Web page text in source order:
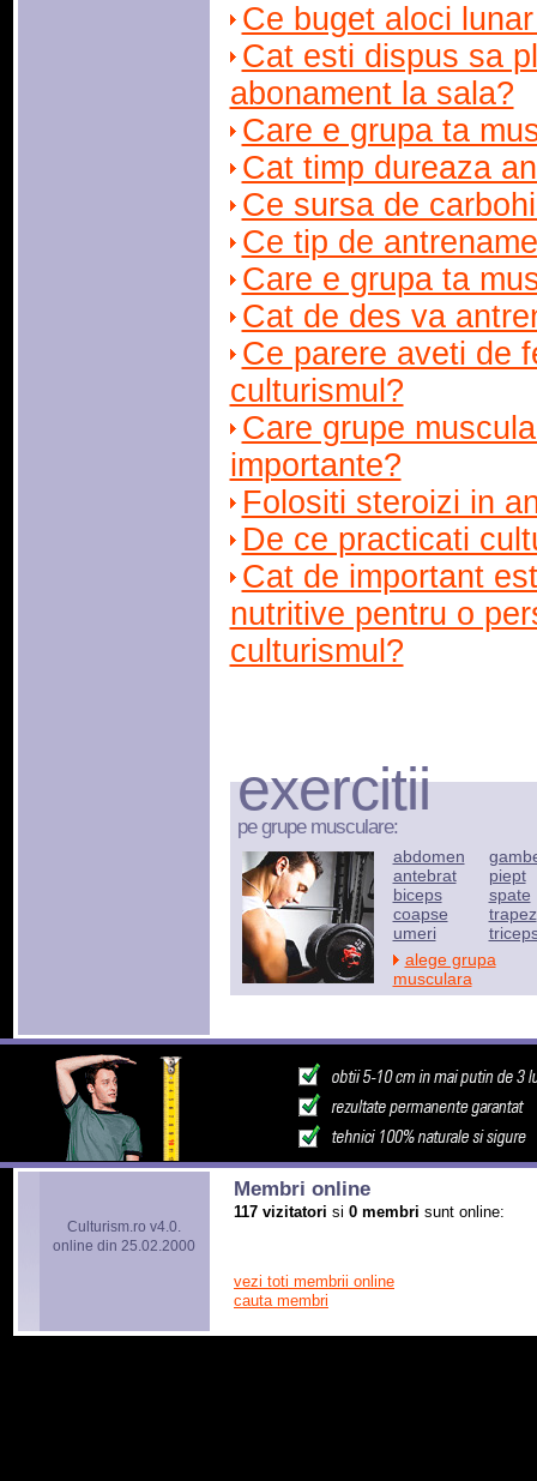
Ce buget aloci
Cat esti dispus sa
abonament la sala?
Care e grupa ta
Cat timp dureaza
Ce sursa de
Ce tip de
Care e grupa ta
Cat de des va
Ce parere aveti de
culturismul?
Care grupe
importante?
Folositi steroizi in
De ce practicati
Cat de important
nutritive pentru o
culturismul?
exercitii
pe grupe musculare:
abdomen
antebrat
biceps
coapse
umeri
piept
spate
trapez
alege grupa
musculara
Culturism.ro v4.0.
online din 25.02.2000
Membri online
117 vizitatori si 0 membri sunt online:
vezi toti membrii online
cauta membri